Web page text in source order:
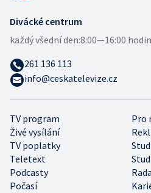
TV program
Pro
Živé vysílání
TV poplatky
Teletext
Podcasty
Počasí
Divácké centrum
každý všední den:8:00—16:00 hodin
261 136 113
info@ceskatelevize.cz